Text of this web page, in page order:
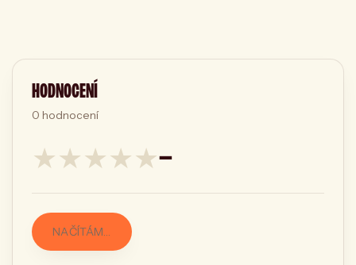
HODNOCENÍ
0 hodnocení
★★★★★—
NAČÍTÁM…